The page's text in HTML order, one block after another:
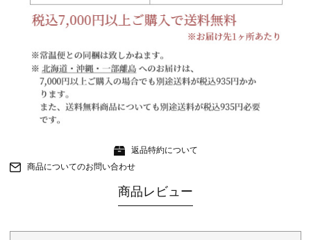
返品特約について
商品についてのお問い合わせ
商品レビュー